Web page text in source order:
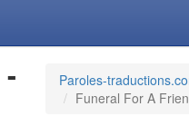
- Paroles-
Funeral For A